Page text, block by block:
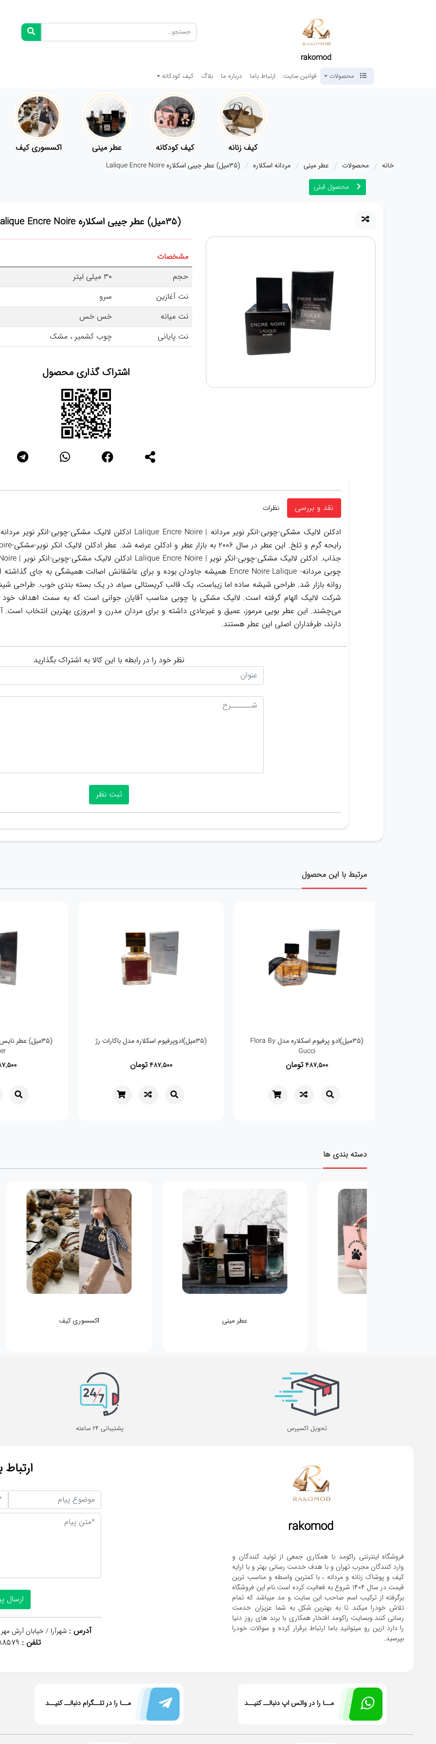
rakomod
محصولات قوانین سایت ارتباط باما درباره ما بلاگ کیف کودکانه
کیف زنانه کیف کودکانه عطر مینی اکسسوری کیف
خانه محصولات عطر مینی مردانه اسکلاره
(35میل) عطر جیبی اسکلاره Lalique Encre Noire
محصول قبلی
(35میل) عطر جیبی اسکلاره Lalique Encre Noire
مشخصات
حجم
30 میلی لیتر
نت آغازین
سرو
نت میانه
خس خس
نت پایانی
چوب کشمیر ، مشک
اشتراک گذاری محصول
نقد و بررسی نظرات
شرکت لالیک الهام گرفته است. لالیک مشکی یا چوبی مناسب آقایان جوانی است که به سمت اهداف
می‌چشند. این عطر بویی مرموز، عمیق و غیرعادی داشته و برای مردان مدرن و امروزی بهترین انتخاب است.
دارند، طرفداران اصلی این عطر هستند.
نظر خود را در رابطه با این کالا به اشتراک بگذارید
مرتبط با این محصول
(35میل)ادو پرفیوم اسکلاره مدل Flora By
Gucci
487,500تومان
(35میل)ادوپرفیوم اسکلاره مدل باکارات رژ
487,500تومان
دسته بندی ها
عطر مینی اکسسوری کیف
تحویل اکسپرس پشتیبانی 24 ساعته
rakomod
فروشگاه اینترنتی راکومد با همکاری جمعی از تولید کنندگان و
وارد کنندگان مجرب تهران و با هدف خدمت رسانی بهتر و با ارایه
کیف و پوشاک زنانه و مردانه ، با کمترین واسطه و مناسب ترین
قیمت در سال 1404 شروع به فعالیت کرده است.نام این فروشگاه
برگرفته از ترکیب اسم صاحب این سایت و مد میباشد که تمام
تلاش خودرا میکند تا به بهترین شکل به شما عزیزان خدمت
رسانی کنند.وبسایت راکومد افتخار همکاری با برند های روز دنیا
را دارد ازین رو میتوانید باما ارتباط برقرار کرده و سوالات خودرا
بپرسید.
ارتباط
آدرس : شهرآرا / خیابان آرش
تلفن :
مــا را در واتس اپ دنبالــ کنیــد مــا را در تلــگرام دنبالــ کنیــد